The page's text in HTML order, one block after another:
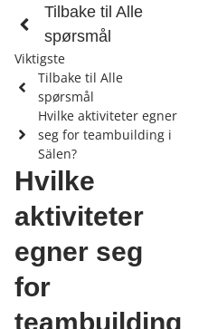
Tilbake til Alle
spørsmål
Viktigste
Tilbake til Alle
spørsmål
Hvilke aktiviteter egner
seg for teambuilding i
Sälen?
Hvilke
aktiviteter
egner seg
for
teambuilding